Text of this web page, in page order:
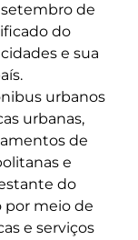
de
do
e sua
urbanos
urbanas,
de
e
do
meio de
e serviços